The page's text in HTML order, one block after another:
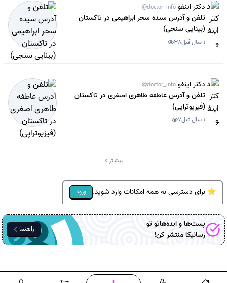
دکتر اینفو @doctor_info
تلفن و آدرس سیده سحر ابراهیمی در تاکستان
(بینایی سنجی)
1 سال قبل 38
دکتر اینفو @doctor_info
تلفن و آدرس عاطفه طاهری اصغری در تاکستان
(فیزیوتراپی)
1 سال قبل 7
بیشتر
⭐ برای دسترسی به همه امکانات وارد شوید. ورود
پست‌ها و ایده‌هاتو تو
رسانیکامنتشر کن! راهنما